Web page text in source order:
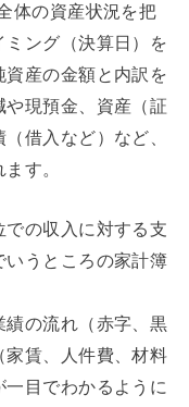
体の資産状況を把
ング（決算日）を
産の金額と内訳を
現預金、資産（証
借入など）など、
す。
の収入に対する支
いうところの家計簿
績の流れ（赤字、黒
家賃、人件費、材料
目でわかるように